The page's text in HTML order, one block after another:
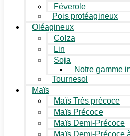
Féverole
Pois protéagineux
Oléagineux
Colza
Lin
Soja
Notre gamme
Tournesol
Maïs
Maïs Très précoce
Maïs Précoce
Maïs Demi-Précoce
Maïs Demi-Précoce